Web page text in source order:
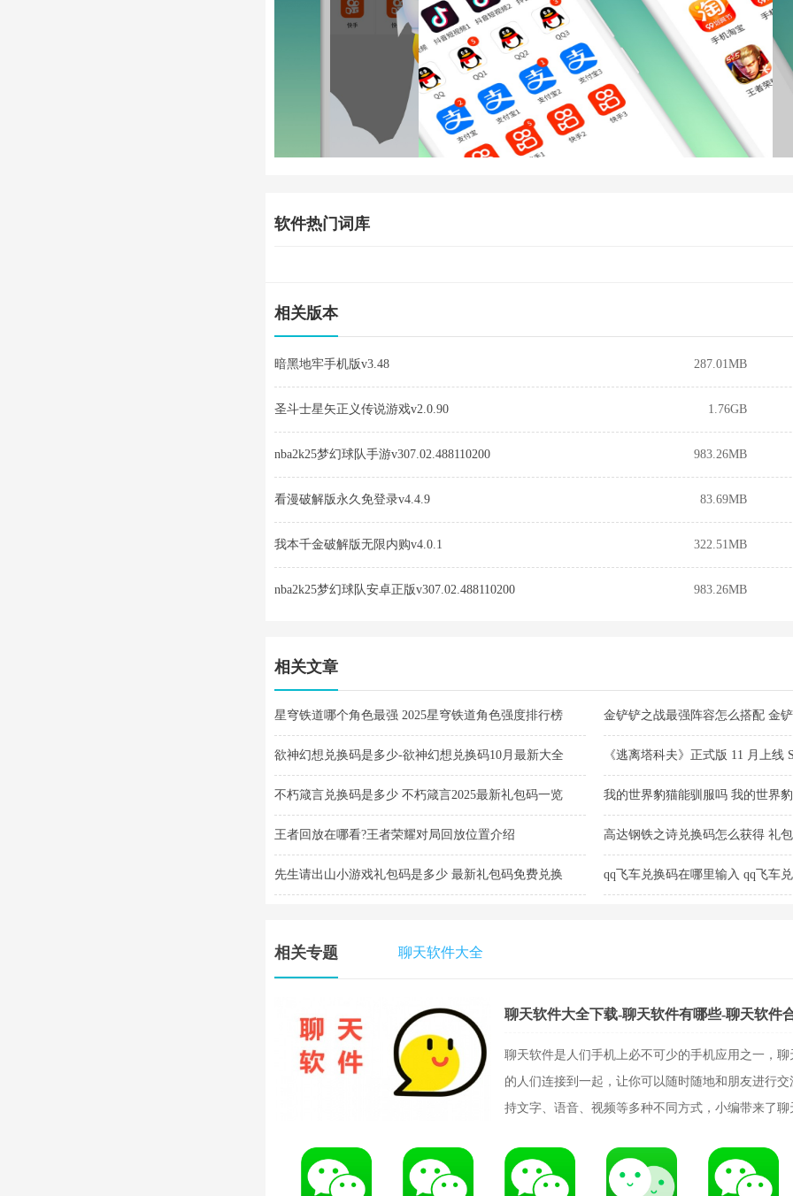
软件热门词库
相关版本
暗黑地牢手机版v3.48 287.01MB
圣斗士星矢正义传说游戏v2.0.90 1.76GB
nba2k25梦幻球队手游v307.02.488110200 983.26MB
看漫破解版永久免登录v4.4.9 83.69MB
我本千金破解版无限内购v4.0.1 322.51MB
nba2k25梦幻球队安卓正版v307.02.488110200 983.26MB
相关文章
星穹铁道哪个角色最强 2025星穹铁道角色强度排行榜 金铲铲之战最强阵容怎么搭配 金
2025
欲神幻想兑换码是多少-欲神幻想兑换码10月最新大全 《逃离塔科夫》正式版 11 月上线
新购买
不朽箴言兑换码是多少 不朽箴言2025最新礼包码一览 我的世界豹猫能驯服吗 我的世界
王者回放在哪看?王者荣耀对局回放位置介绍 高达钢铁之诗兑换码怎么获得 礼
先生请出山小游戏礼包码是多少 最新礼包码免费兑换 qq飞车兑换码在哪里输入 qq飞车
相关专题 聊天软件大全
聊天软件大全下载-聊天软件有哪些-聊天软件
聊天软件是人们手机上必不可少的手机应用之一，
的人们连接到一起，让你可以随时随地和朋友进行
持文字、语音、视频等多种不同方式，小编带来了